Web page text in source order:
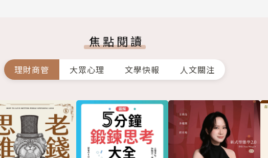
焦點閱讀
理財商管 大眾心理 文學快報 人文關注